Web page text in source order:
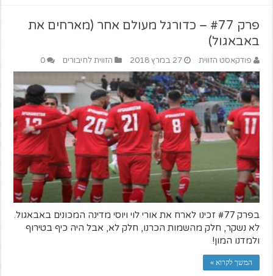
פרק #77 – כדורגל מעולם אחר (מארחים את
באבאגול)
פודקאסט הזווית 27 במרץ 2018 הזווית לחיבורים 0
בפרק #77 זכינו לארח את אורי לוי ויוסי מדינה המכונים באבאגול.
לא נשקר, חלק מהשמות הכרנו, חלק לא, אבל היה כיף בטירוף
ולמדנו המון!
המשך לקרוא »